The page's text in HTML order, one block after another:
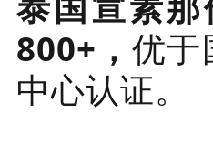
800+， 优于
中心认证。